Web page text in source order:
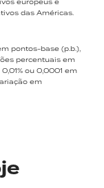
europeus e
das Américas.
pontos-base (p.b.),
percentuais em
ou 0,0001 em
em